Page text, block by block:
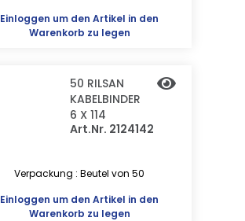
Einloggen um den Artikel in den
Warenkorb zu legen
50 RILSAN
KABELBINDER
6 X 114
Art.Nr. 2124142
Verpackung : Beutel von 50
Einloggen um den Artikel in den
Warenkorb zu legen